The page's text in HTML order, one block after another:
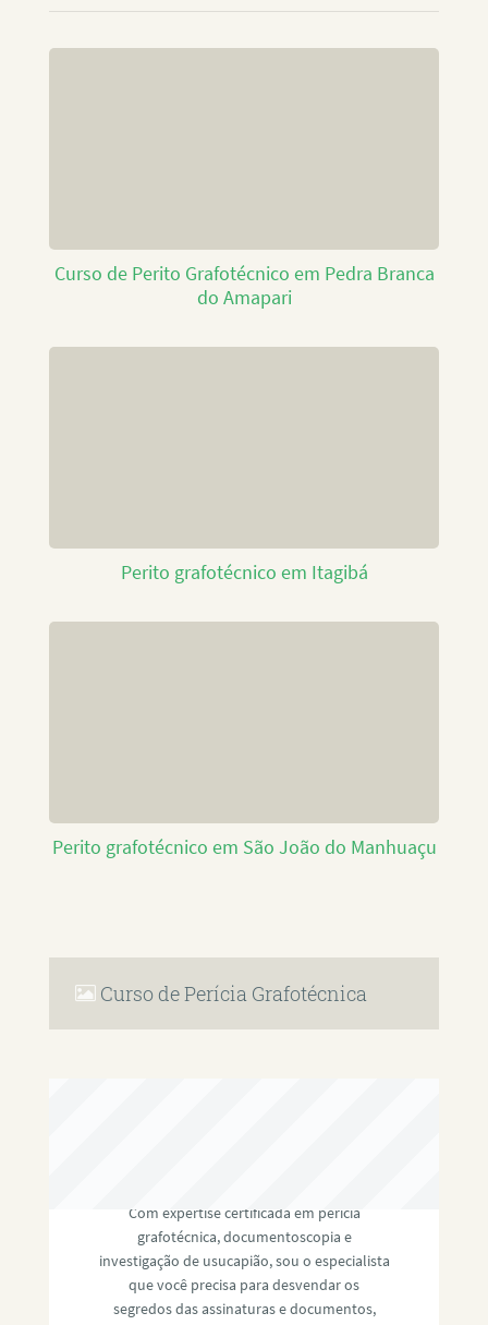
Curso de Perito Grafotécnico em Pedra Branca
do Amapari
Perito grafotécnico em Itagibá
Perito grafotécnico em São João do Manhuaçu
Curso de Perícia Grafotécnica
Com expertise certificada em perícia
grafotécnica, documentoscopia e
investigação de usucapião, sou o especialista
que você precisa para desvendar os
segredos das assinaturas e documentos,